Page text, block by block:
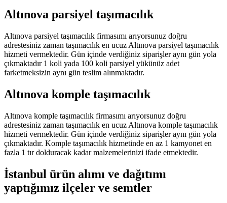
Altınova parsiyel taşımacılık
Altınova parsiyel taşımacılık firmasımı arıyorsunuz doğru
adrestesiniz zaman taşımacılık en ucuz Altınova parsiyel taşımacılık
hizmeti vermektedir. Gün içinde verdiğiniz siparişler aynı gün yola
çıkmaktadır 1 koli yada 100 koli parsiyel yükünüz adet
farketmeksizin aynı gün teslim alınmaktadır.
Altınova komple taşımacılık
Altınova komple taşımacılık firmasımı arıyorsunuz doğru
adrestesiniz zaman taşımacılık en ucuz Altınova komple taşımacılık
hizmeti vermektedir. Gün içinde verdiğiniz siparişler aynı gün yola
çıkmaktadır. Komple taşımacılık hizmetinde en az 1 kamyonet en
fazla 1 tır dolduracak kadar malzemelerinizi ifade etmektedir.
İstanbul ürün alımı ve dağıtımı
yaptığımız ilçeler ve semtler